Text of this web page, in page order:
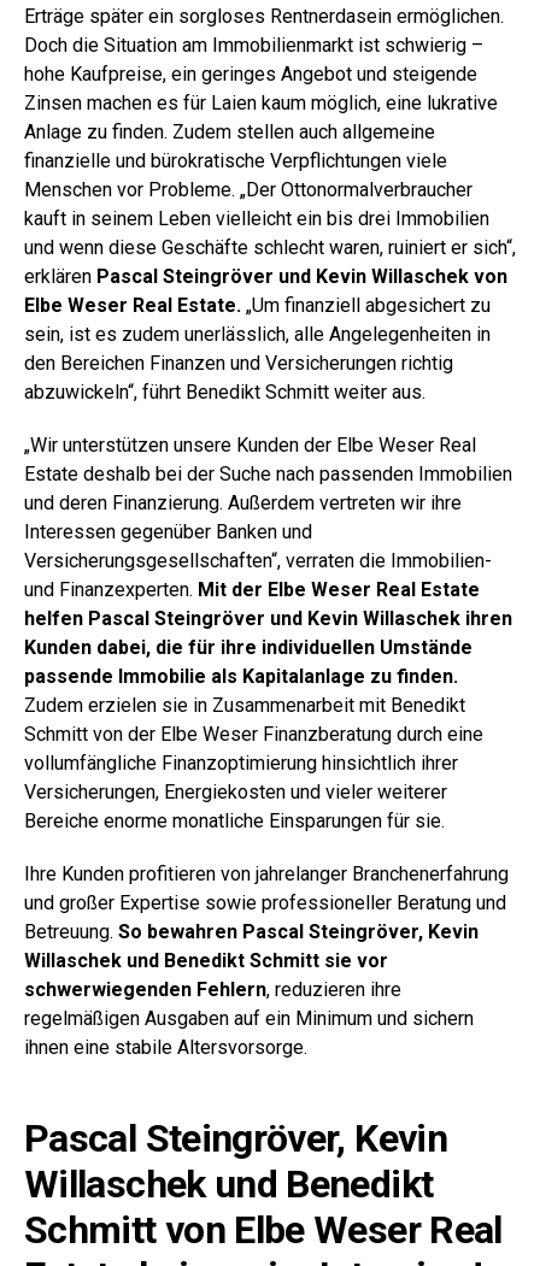
Erträge später ein sorgloses Rentnerdasein ermöglichen.
Doch die Situation am Immobilienmarkt ist schwierig –
hohe Kaufpreise, ein geringes Angebot und steigende
Zinsen machen es für Laien kaum möglich, eine lukrative
Anlage zu finden. Zudem stellen auch allgemeine
finanzielle und bürokratische Verpflichtungen viele
Menschen vor Probleme. „Der Ottonormalverbraucher
kauft in seinem Leben vielleicht ein bis drei Immobilien
und wenn diese Geschäfte schlecht waren, ruiniert er sich“,
erklären Pascal Steingröver und Kevin Willaschek von
Elbe Weser Real Estate. „Um finanziell abgesichert zu
sein, ist es zudem unerlässlich, alle Angelegenheiten in
den Bereichen Finanzen und Versicherungen richtig
abzuwickeln“, führt Benedikt Schmitt weiter aus.
„Wir unterstützen unsere Kunden der Elbe Weser Real
Estate deshalb bei der Suche nach passenden Immobilien
und deren Finanzierung. Außerdem vertreten wir ihre
Interessen gegenüber Banken und
Versicherungsgesellschaften“, verraten die Immobilien-
und Finanzexperten. Mit der Elbe Weser Real Estate
helfen Pascal Steingröver und Kevin Willaschek ihren
Kunden dabei, die für ihre individuellen Umstände
passende Immobilie als Kapitalanlage zu finden.
Zudem erzielen sie in Zusammenarbeit mit Benedikt
Schmitt von der Elbe Weser Finanzberatung durch eine
vollumfängliche Finanzoptimierung hinsichtlich ihrer
Versicherungen, Energiekosten und vieler weiterer
Bereiche enorme monatliche Einsparungen für sie.
Ihre Kunden profitieren von jahrelanger Branchenerfahrung
und großer Expertise sowie professioneller Beratung und
Betreuung. So bewahren Pascal Steingröver, Kevin
Willaschek und Benedikt Schmitt sie vor
schwerwiegenden Fehlern, reduzieren ihre
regelmäßigen Ausgaben auf ein Minimum und sichern
ihnen eine stabile Altersvorsorge.
Pascal Steingröver, Kevin
Willaschek und Benedikt
Schmitt von Elbe Weser Real